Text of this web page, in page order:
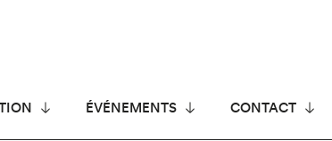
ÉVÉNEMENTS CONTACT